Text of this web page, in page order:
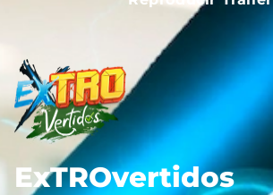
ExTROvertidos